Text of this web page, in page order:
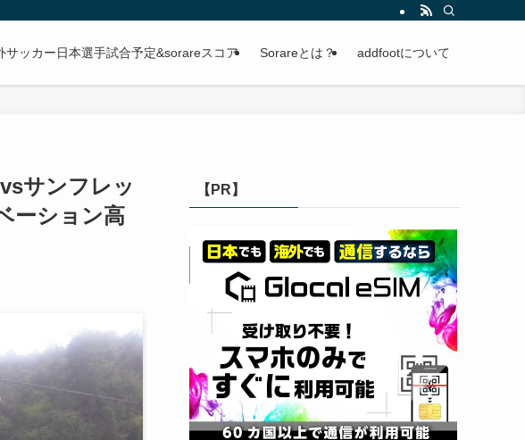
サッカー日本選手試合予定&sorareスコア Sorareとは？ addfootについて
サンフレッ
ーション高
【PR】